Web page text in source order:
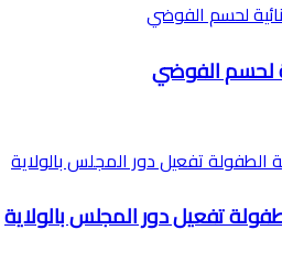
لحسم الفوضي
تفعيل دور المجلس بالولاية